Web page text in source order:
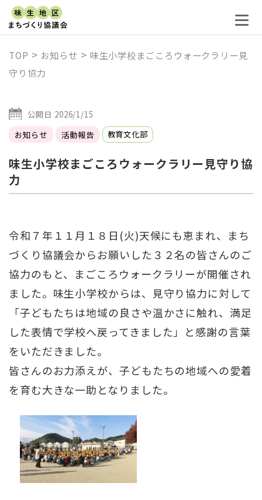
TOP > お知らせ > 味生小学校まごころウォークラリー見
守り協力
公開日 2026/1/15
お知らせ
活動報告 教育文化部
味生小学校まごころウォークラリー見守り協
力
令和７年１１月１８日(火)天候にも恵まれ、まち
づくり協議会からお願いした３２名の皆さんのご
協力のもと、まごころウォークラリーが開催され
ました。味生小学校からは、見守り協力に対して
「子どもたちは地域の良さや温かさに触れ、満足
した表情で学校へ戻ってきました」と感謝の言葉
をいただきました。
皆さんのお力添えが、子どもたちの地域への愛着
を育む大きな一助となりました。